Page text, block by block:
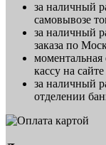
за наличный
самовывозе
за наличный
заказа по
моментальная
кассу на
за наличный
отделении